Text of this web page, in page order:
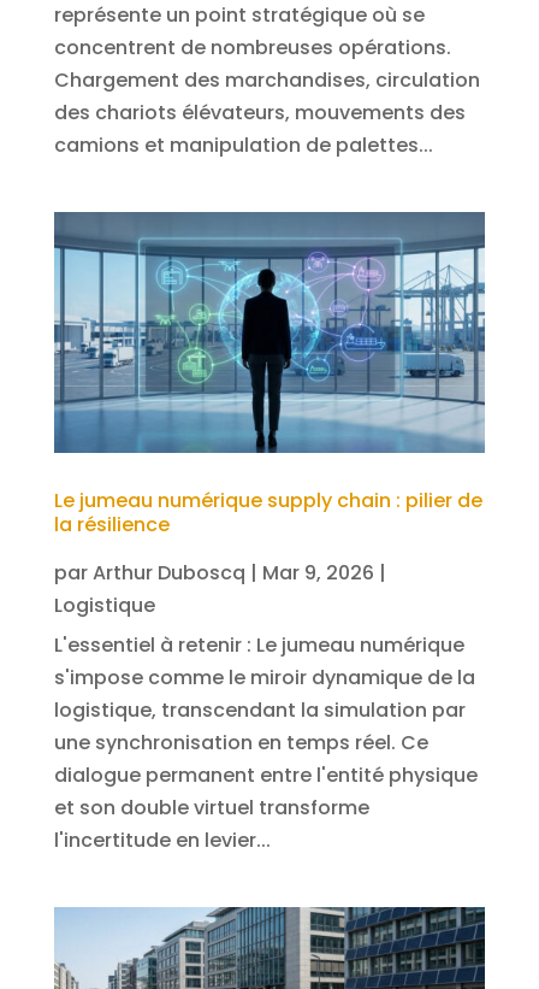
représente un point stratégique où se
concentrent de nombreuses opérations.
Chargement des marchandises, circulation
des chariots élévateurs, mouvements des
camions et manipulation de palettes...
Le jumeau numérique supply chain : pilier de
la résilience
parArthur Duboscq | Mar 9, 2026 |
Logistique
L'essentiel à retenir : Le jumeau numérique
s'impose comme le miroir dynamique de la
logistique, transcendant la simulation par
une synchronisation en temps réel. Ce
dialogue permanent entre l'entité physique
et son double virtuel transforme
l'incertitude en levier...